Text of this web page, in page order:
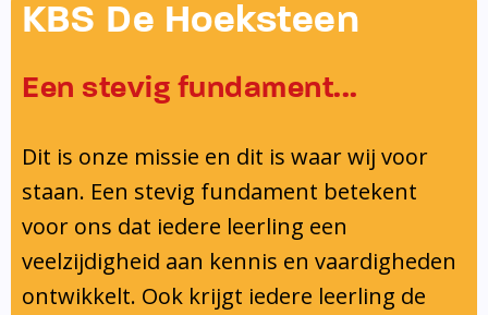
Onderwijsinspectie
KBS De Hoeksteen
Een stevig fundament...
Dit is onze missie en dit is waar wij voor
staan. Een stevig fundament betekent
voor ons dat iedere leerling een
veelzijdigheid aan kennis en vaardigheden
ontwikkelt. Ook krijgt iedere leerling de